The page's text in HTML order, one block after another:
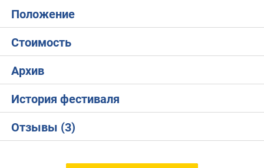
Положение
Стоимость
Архив
История фестиваля
Отзывы (3)